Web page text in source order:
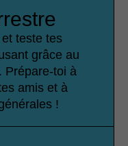
teste tes
grâce au
Prépare-toi à
amis et à
!